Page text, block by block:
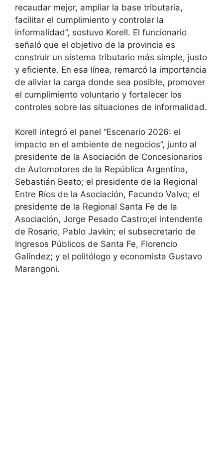
recaudar mejor, ampliar la base tributaria,
facilitar el cumplimiento y controlar la
informalidad”, sostuvo Korell. El funcionario
señaló que el objetivo de la provincia es
construir un sistema tributario más simple, justo
y eficiente. En esa línea, remarcó la importancia
de aliviar la carga donde sea posible, promover
el cumplimiento voluntario y fortalecer los
controles sobre las situaciones de informalidad.
Korell integró el panel “Escenario 2026: el
impacto en el ambiente de negocios”, junto al
presidente de la Asociación de Concesionarios
de Automotores de la República Argentina,
Sebastián Beato; el presidente de la Regional
Entre Ríos de la Asociación, Facundo Valvo; el
presidente de la Regional Santa Fe de la
Asociación, Jorge Pesado Castro;el intendente
de Rosario, Pablo Javkin; el subsecretario de
Ingresos Públicos de Santa Fe, Florencio
Galíndez; y el politólogo y economista Gustavo
Marangoni.